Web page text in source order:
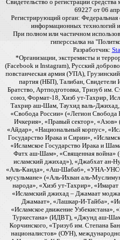
Свидетельство о регистрации
69227 от 06
Регистрирующий орган: Федеральная
информационных технологий
При полном или частичном
гиперссылка на
Разработчик:
*Организации, экстремисты и
(Facebook и Instagram), Русский
повстанческая армия (УПА),
партия (НБП), Талибан,
Братство, Артподготовка, Тризуб им.
союз, Формат-18, Хизб ут-Тахрир,
Тахрир аш-Шам, Таухид валь-
«Свобода России» («Легион Свобода
Ичкерия», «Правый сектор», «Азов»
«Айдар», «Национальный корпус»,
Государство Ирака и Сирии»,
«Исламское Государство Ирака и
Фатх аш-Шам», «Священная война»
исламский джихад»), «Джабхат ан-
«Аль-Каида», «Аш-Шабаб», «УНА-
мусульмане» («Аль-Ихван аль-
народа», «Хизб ут-Тахрир»,
«Исламский джихад – Джамаат
Джамаат», «Лашкар-И-Тайба»,
«Исламское движение Узбекистана»,
Туркестана» (ИДВТ), «Джунд аш-
Корчинского, «Тризуб им. Степана
националистов» (ОУН),